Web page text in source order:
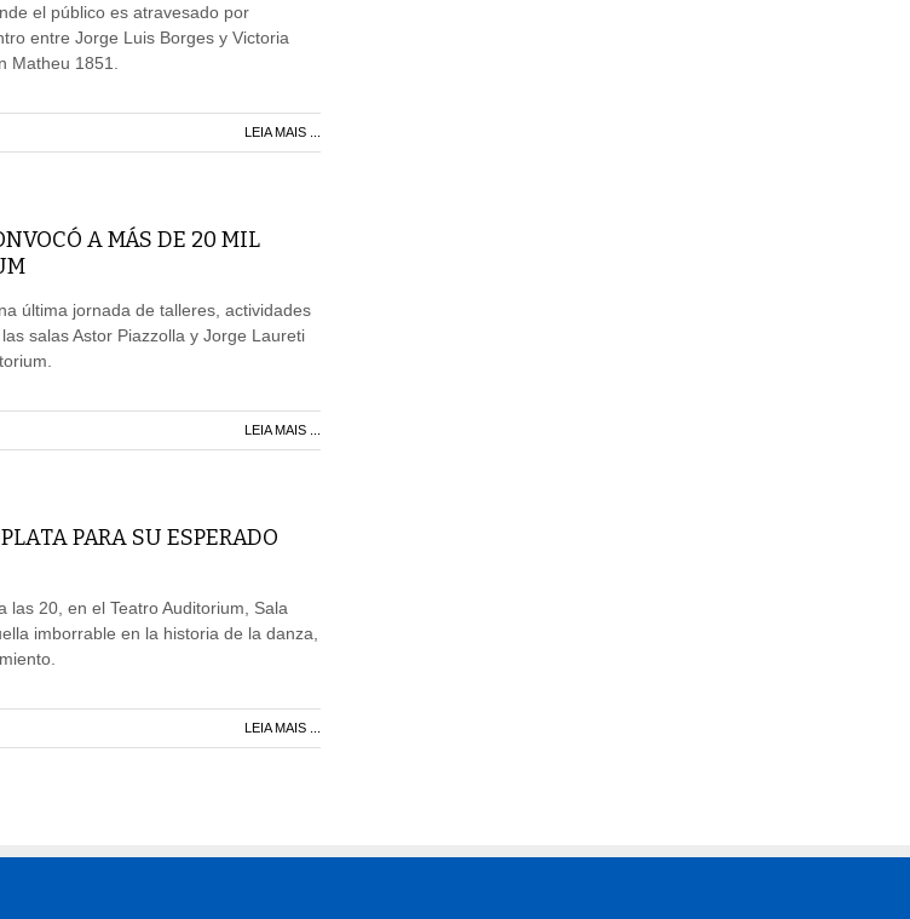
el público es atravesado por
entre Jorge Luis Borges y Victoria
Matheu 1851.
LEIA MAIS ...
A MÁS DE 20 MIL
última jornada de talleres, actividades
salas Astor Piazzolla y Jorge Laureti
LEIA MAIS ...
PARA SU ESPERADO
20, en el Teatro Auditorium, Sala
imborrable en la historia de la danza,
LEIA MAIS ...